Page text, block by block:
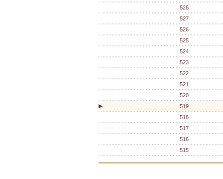
528
527
526
525
524
523
522
521
520
▶
519
518
517
516
515